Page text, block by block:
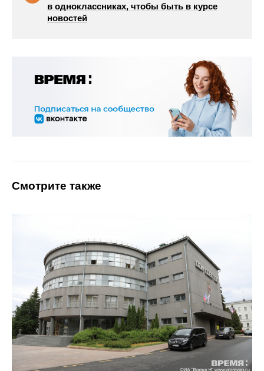
в одноклассниках, чтобы быть в курсе
новостей
Смотрите также